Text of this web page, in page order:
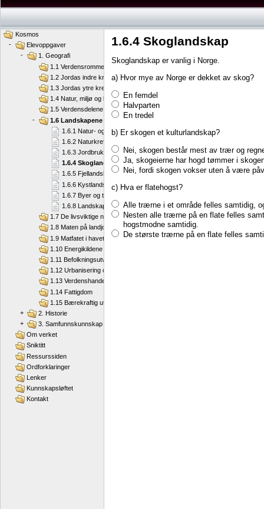
1.6.4 Skoglandskap
Skoglandskap er vanlig i Norge.
a) Hvor mye av Norge er dekket av skog?
En femdel
Halvparten
En tredel
b) Er skogen et kulturlandskap?
Nei, skogen består mest av trær og
Ja, skogeierne har hogd tømmer i
Nei, fordi skogen vokser uten å være
c) Hva er flatehogst?
Alle trærne i et område felles samtidig,
Nesten alle trærne på en flate felles
hogstmodne samtidig.
De største trærne på en flate felles
Kosmos
-
Elevoppgaver
-
1. Geografi
1.1 Verdensrommet og jorda
1.2 Jordas indre krefter
1.3 Jordas ytre krefter
1.4 Natur, miljø og klima
1.5 Verdensdelene
-
1.6 Landskapene våre
1.6.1 Natur- og kulturlandskap
1.6.2 Naturkreftene former terrenget
1.6.3 Jordbrukslandskap i endring
1.6.4 Skoglandskap
1.6.5 Fjellandskap
1.6.6 Kystlandskap
1.6.7 Byer og tettsteder
1.6.8 Landskapsvern
1.7 De livsviktige naturressursene
1.8 Maten på landjorda
1.9 Matfatet i havet
1.10 Energikildene våre
1.11 Befolkningsutvikling
1.12 Urbanisering og migrasjon
1.13 Verdenshandel
1.14 Fattigdom
1.15 Bærekraftig utvikling
+
2. Historie
+
3. Samfunnskunnskap
Om verket
Sniktitt
Ressurssiden
Ordforklaringer
Lenker
Kunnskapsløftet
Kontakt